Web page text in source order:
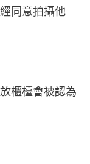
同意拍攝他
櫃檯會被認為